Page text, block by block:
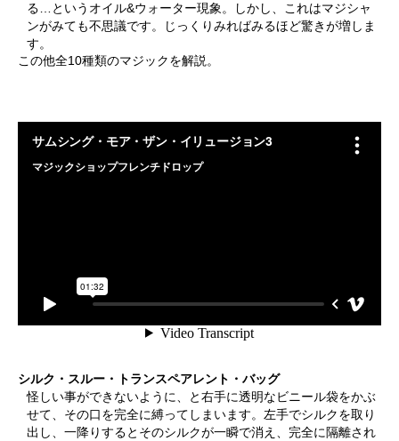
る…というオイル&ウォーター現象。しかし、これはマジシャ
ンがみても不思議です。じっくりみればみるほど驚きが増しま
す。
この他全10種類のマジックを解説。
シルク・スルー・トランスペアレント・バッグ
怪しい事ができないように、と右手に透明なビニール袋をかぶ
せて、その口を完全に縛ってしまいます。左手でシルクを取り
出し、一降りするとそのシルクが一瞬で消え、完全に隔離され